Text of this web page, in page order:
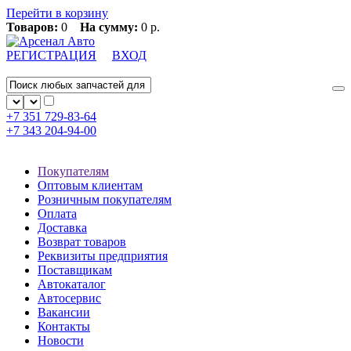
Перейти в корзину
Товаров: 0 На сумму: 0 р.
РЕГИСТРАЦИЯ ВХОД
+7 351 729-83-64
+7 343 204-94-00
Покупателям
Оптовым клиентам
Розничным покупателям
Оплата
Доставка
Возврат товаров
Реквизиты предприятия
Поставщикам
Автокаталог
Автосервис
Вакансии
Контакты
Новости